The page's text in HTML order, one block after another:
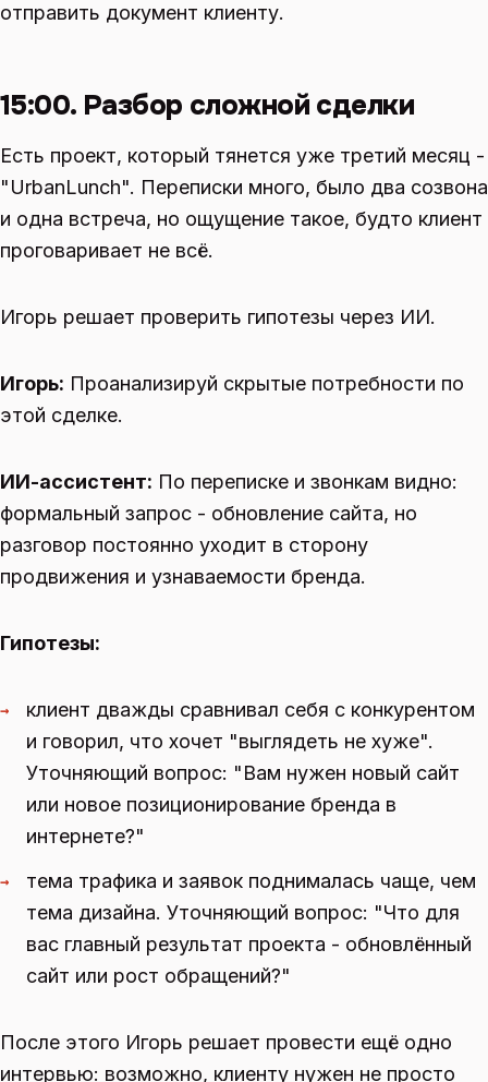
отправить документ клиенту.
15:00. Разбор сложной сделки
Есть проект, который тянется уже третий месяц -
"UrbanLunch". Переписки много, было два созвона
и одна встреча, но ощущение такое, будто клиент
проговаривает не всё.
Игорь решает проверить гипотезы через ИИ.
Игорь: Проанализируй скрытые потребности по
этой сделке.
ИИ-ассистент: По переписке и звонкам видно:
формальный запрос - обновление сайта, но
разговор постоянно уходит в сторону
продвижения и узнаваемости бренда.
Гипотезы:
→
клиент дважды сравнивал себя с конкурентом
и говорил, что хочет "выглядеть не хуже".
Уточняющий вопрос: "Вам нужен новый сайт
или новое позиционирование бренда в
интернете?"
→
тема трафика и заявок поднималась чаще, чем
тема дизайна. Уточняющий вопрос: "Что для
вас главный результат проекта - обновлённый
сайт или рост обращений?"
После этого Игорь решает провести ещё одно
интервью: возможно, клиенту нужен не просто